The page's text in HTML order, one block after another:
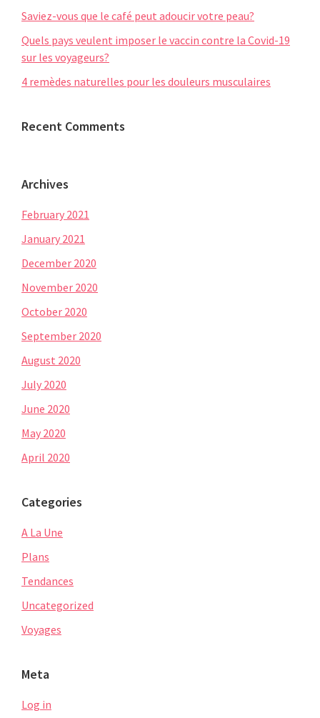
Saviez-vous que le café peut adoucir votre peau?
Quels pays veulent imposer le vaccin contre la Covid-19
sur les voyageurs?
4 remèdes naturelles pour les douleurs musculaires
Recent Comments
Archives
February 2021
January 2021
December 2020
November 2020
October 2020
September 2020
August 2020
July 2020
June 2020
May 2020
April 2020
Categories
A La Une
Plans
Tendances
Uncategorized
Voyages
Meta
Log in